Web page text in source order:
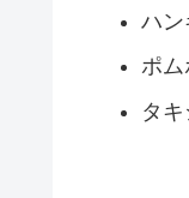
ハン
ポム
タ